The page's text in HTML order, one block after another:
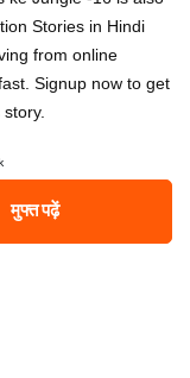
Stories in Hindi
from online
Signup now to get
मुफ्त पढ़ें